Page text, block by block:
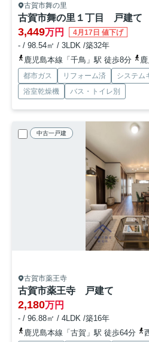
古賀市舞の里
古賀市舞の里１丁目 戸建て
3,449万円 4月17日 値下げ
- / 98.54㎡ / 3LDK /築32年
鹿児島本線「千鳥」駅 徒歩8分
都市ガス リフォーム済 システム
浴室乾燥機
バス・トイレ別
中古一戸建
古賀市薬王寺
古賀市薬王寺 戸建て
2,180万円
- / 96.88㎡ / 4LDK /築16年
鹿児島本線「古賀」駅 徒歩64分
西